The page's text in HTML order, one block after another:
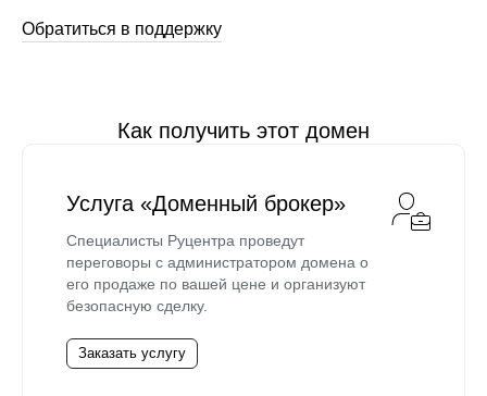
Обратиться в поддержку
Как получить этот домен
Услуга «Доменный брокер»
Специалисты Руцентра проведут
переговоры с администратором домена о
его продаже по вашей цене и организуют
безопасную сделку.
Заказать услугу